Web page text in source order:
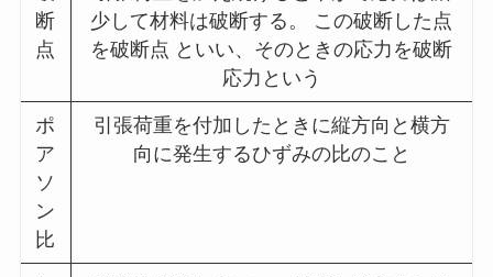
断
点
少して材料は破断する。 この破断した点
を破断点 といい、そのときの応力を破断
応力という
ポ
ア
ソ
ン
比
引張荷重を付加したときに縦方向と横方
向に発生するひずみの比のこと